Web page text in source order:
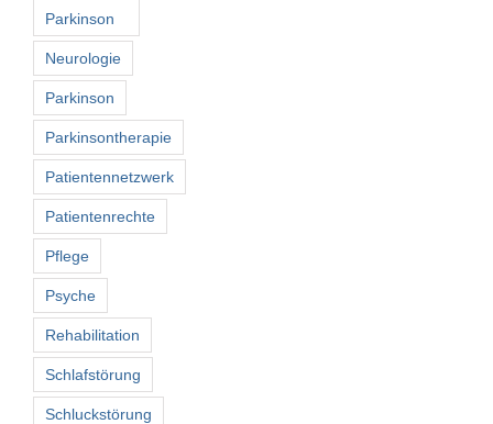
Parkinson
Neurologie
Parkinson
Parkinsontherapie
Patientennetzwerk
Patientenrechte
Pflege
Psyche
Rehabilitation
Schlafstörung
Schluckstörung